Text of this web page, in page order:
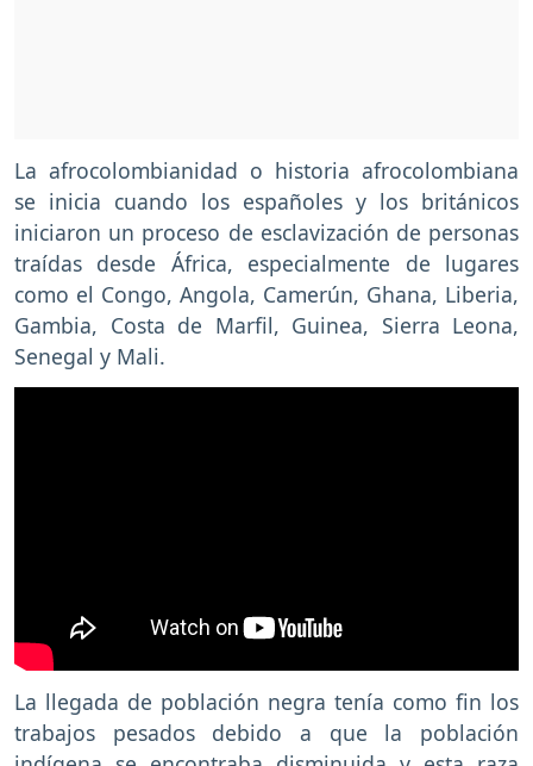
La afrocolombianidad o historia afrocolombiana
se inicia cuando los españoles y los británicos
iniciaron un proceso de esclavización de personas
traídas desde África, especialmente de lugares
como el Congo, Angola, Camerún, Ghana, Liberia,
Gambia, Costa de Marfil, Guinea, Sierra Leona,
Senegal y Mali.
La llegada de población negra tenía como fin los
trabajos pesados debido a que la población